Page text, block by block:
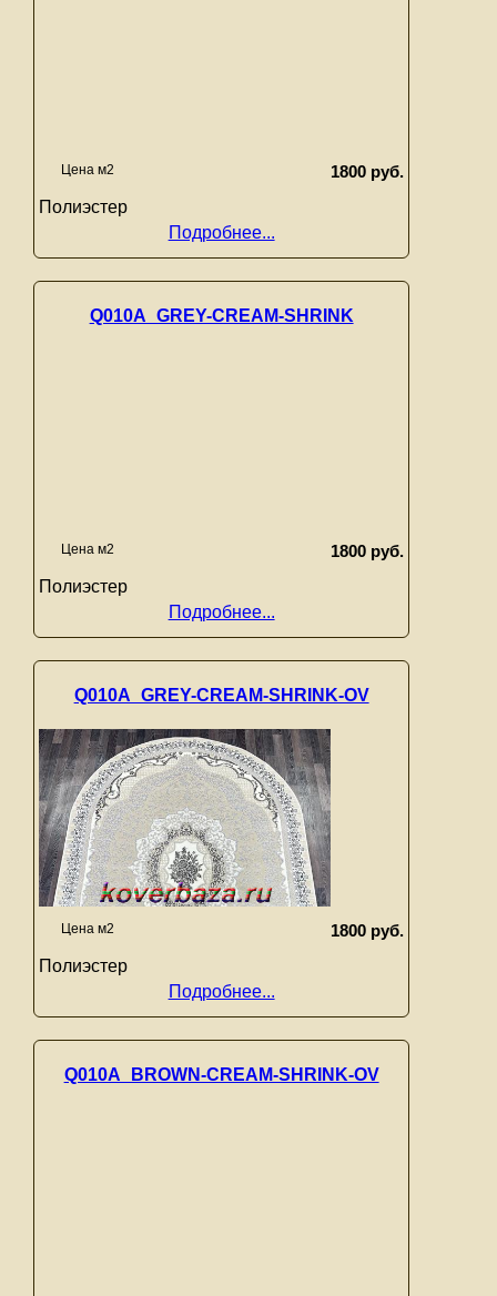
Цена м2
1800 руб.
Полиэстер
Подробнее...
Q010A_GREY-CREAM-SHRINK
Цена м2
1800 руб.
Полиэстер
Подробнее...
Q010A_GREY-CREAM-SHRINK-OV
Цена м2
1800 руб.
Полиэстер
Подробнее...
Q010A_BROWN-CREAM-SHRINK-OV